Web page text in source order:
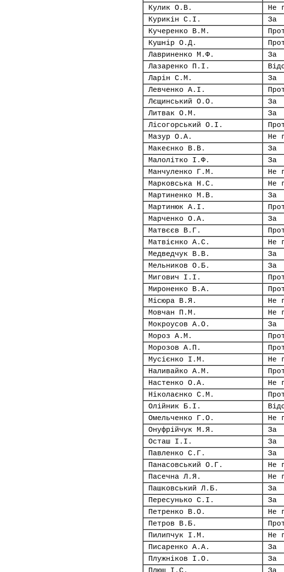
Кулик О.В.
Не
Курикін С.І.
За
Кучеренко В.М.
Кушнір О.Д.
Лавриненко М.Ф.
За
Лазаренко П.І.
Ларін С.М.
За
Левченко А.І.
Лєщинський О.О.
За
Литвак О.М.
За
Лісогорський О.І.
Мазур О.А.
Не
Макеєнко В.В.
За
Малолітко І.Ф.
За
Манчуленко Г.М.
Не
Марковська Н.С.
Не
Мартиненко М.В.
За
Мартинюк А.І.
Марченко О.А.
За
Матвєєв В.Г.
Матвієнко А.С.
Не
Медведчук В.В.
За
Мельников О.Б.
За
Мигович І.І.
Мироненко В.А.
Місюра В.Я.
Не
Мовчан П.М.
Не
Мокроусов А.О.
За
Мороз А.М.
Морозов А.П.
Мусієнко І.М.
Не
Наливайко А.М.
Настенко О.А.
Не
Ніколаєнко С.М.
Олійник Б.І.
Омельченко Г.О.
Не
Онуфрійчук М.Я.
За
Осташ І.І.
За
Павленко С.Г.
За
Панасовський О.Г.
Не
Пасечна Л.Я.
Не
Пашковський Л.Б.
За
Пересунько С.І.
За
Петренко В.О.
Не
Петров В.Б.
Пилипчук І.М.
Не
Писаренко А.А.
За
Плужніков І.О.
За